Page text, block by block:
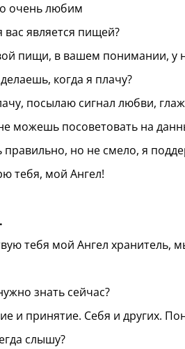
очень любим
вас является пищей?
пищи, в вашем понимании, у
когда я плачу?
посылаю сигнал любви,
можешь посоветовать на
но не смело, я
тебя, мой Ангел!
тебя мой Ангел хранитель,
знать сейчас?
и принятие. Себя и других.
слышу?